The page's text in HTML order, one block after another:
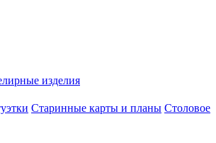
изделия
Старинные карты и планы Столовое